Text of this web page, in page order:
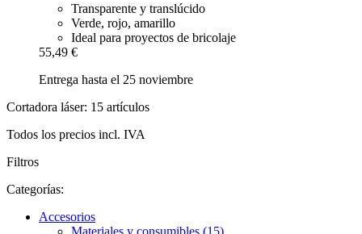
Transparente y translúcido
Verde, rojo, amarillo
Ideal para proyectos de bricolaje
55,49 €
Entrega hasta el 25 noviembre
Cortadora láser: 15 artículos
Todos los precios incl. IVA
Filtros
Categorías:
Accesorios
Materiales y consumibles (15)